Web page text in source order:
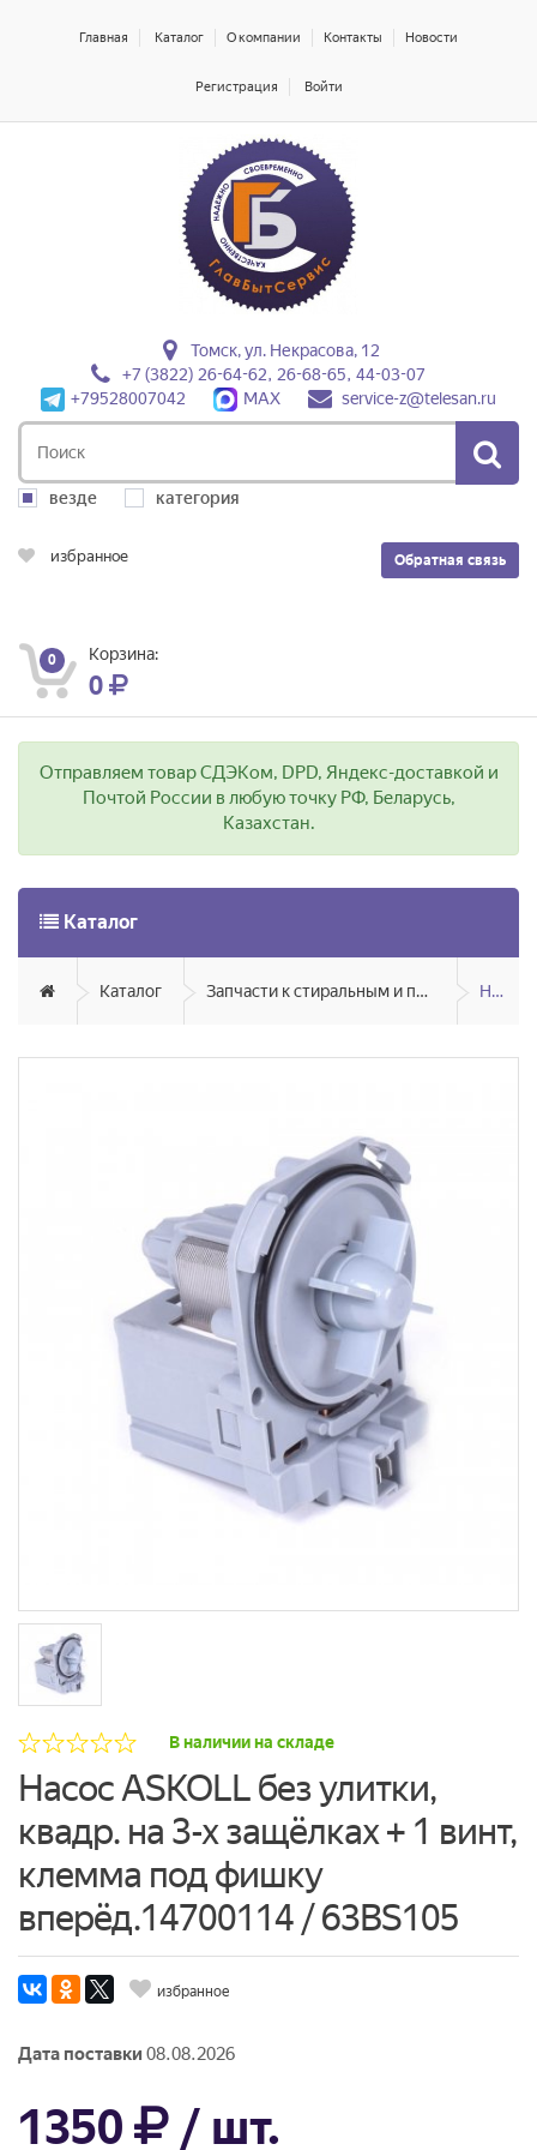
Главная Каталог О компании Контакты Новости
Регистрация Войти
Томск, ул. Некрасова, 12
+7 (3822) 26-64-62, 26-68-65, 44-03-07
+79528007042
MAX service-z@telesan.ru
везде категория
Обратная связь
избранное
0 Корзина:
0
Отправляем товар СДЭКом, DPD, Яндекс-доставкой и
Почтой России в любую точку РФ, Беларусь,
Казахстан.
Каталог
Каталог Запчасти к стиральным и посудомоечным машинам Насосы
В наличии на складе
Насос ASKOLL без улитки,
квадр. на 3-х защёлках + 1 винт,
клемма под фишку
вперёд.14700114 / 63BS105
избранное
Дата поставки 08.08.2026
1350 / шт.